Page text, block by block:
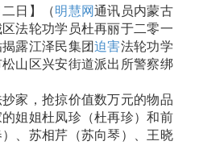
日】（明慧网通讯员内蒙古
法轮功学员杜再丽于二零一
露江泽民集团迫害法轮功学
山区兴安街道派出所警察绑
家，抢掠价值数万元的物品
姐姐杜凤珍（杜再珍）和前
、苏相芹（苏向琴）、王晓